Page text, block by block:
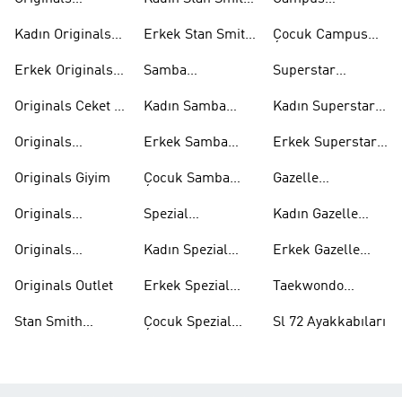
Kadın Originals
Erkek Originals
Originals Ceket &
Originals
Originals Giyim
Originals
Originals
Originals Outlet
Stan Smith
Erkek Stan Smith
Samba
Kadın Samba
Erkek Samba
Çocuk Samba
Spezial
Kadın Spezial
Erkek Spezial
Çocuk Spezial
Çocuk Campus
Superstar
Kadın Superstar
Erkek Superstar
Gazelle
Kadın Gazelle
Erkek Gazelle
Taekwondo
Sl 72 Ayakkabıları